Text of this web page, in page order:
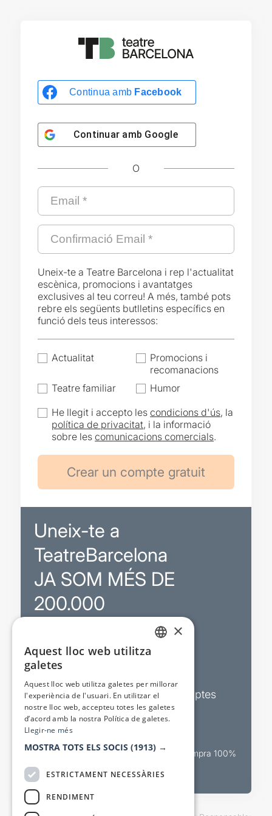
Continua amb Facebook
Continuar amb Google
O
Uneix-te a Teatre Barcelona i rep l'actualitat
escènica, promocions i avantatges
exclusives al teu correu! A més, també pots
rebre els següents butlletins específics en
funció dels teus interessos:
Actualitat
Promocions i
recomanacions
Teatre familiar
Humor
He llegit i accepto lescondicions d'ús, la
política de privacitat, i la informació
sobre lescomunicacions comercials.
Uneix-te a
TeatreBarcelona
JA SOM MÉS DE
200.000
Sortejos exclusius
Butlletins d’actualitat i descomptes
Valora espectacles
Canal oficial de venda teatral Compra 100%
×
Aquest lloc web utilitza
galetes
Aquest lloc web utilitza galetes per millorar
l'experiència de l'usuari. En utilitzar el
nostre lloc web, accepteu totes les galetes
d’acord amb la nostra Política de galetes.
Llegir-ne més
MOSTRA TOTS ELS SOCIS (1913) →
ESTRICTAMENT NECESSÀRIES
RENDIMENT